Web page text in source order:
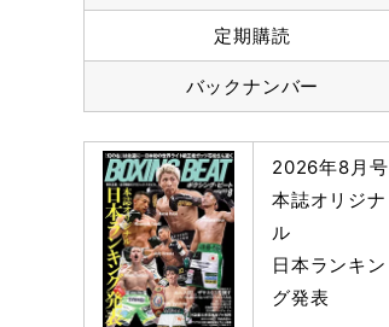
定期購読
バックナンバー
2026年8月号
本誌オリジナ
ル
日本ランキン
グ発表